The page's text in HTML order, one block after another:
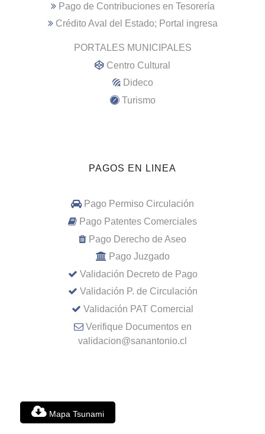
Pago de Contribuciones en Tesorería
Crédito Aval del Estado; Portal ingresa
PORTALES MUNICIPALES
Centro Cultural
Dideco
Turismo
PAGOS EN LINEA
Pago Permiso Circulación
Pago Patentes Comerciales
Pago Derecho de Aseo
Pago Juzgado
Validación Decreto de Pago
Validación P. de Circulación
Validación PAT Comercial
Verifique Documentos en
validacion@sanantonio.cl
Mapa Tsunami